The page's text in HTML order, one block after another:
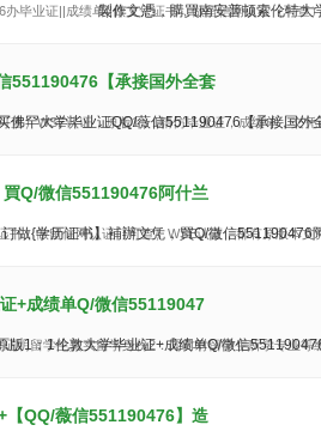
毕业证||成绩单||做文凭证书，做留信网认证（可查
製作文憑，購買南安普顿索伦特
551190476【承接国外全套
）WSE认证，原版1：1精仿毕业证，成绩单，文
佛罕大学毕业证QQ/薇信551190476【承接国外
Q/微信551190476阿什兰
，做留信网认证（可查）WSE认证，都有原版本文
订做{学历证书】補辦文凭，買Q/微信551190476
+成绩单Q/微信55119047
明留学生真实留学身份2：同时对留学生所学专业
版1：1伦敦大学毕业证+成绩单Q/微信
【QQ/薇信551190476】造